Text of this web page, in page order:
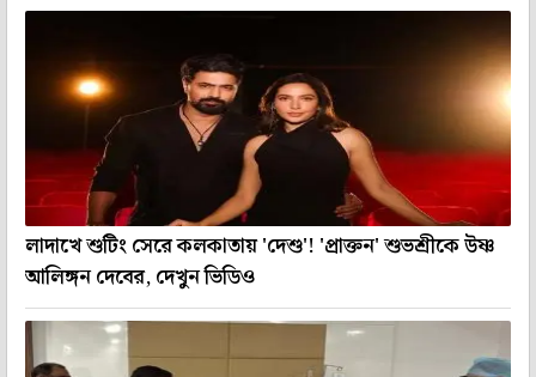
লাদাখে শুটিং সেরে কলকাতায় 'দেশু'! 'প্রাক্তন' শুভশ্রীকে উষ্ণ
আলিঙ্গন দেবের, দেখুন ভিডিও